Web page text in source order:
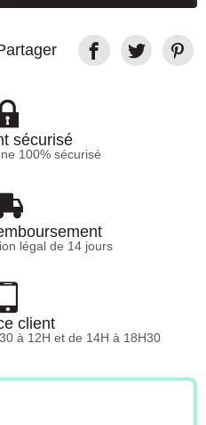
sécurisé
100% sécurisé
légal de 14 jours
client
à 12H et de 14H à 18H30